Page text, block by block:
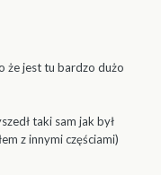
że jest tu bardzo dużo
taki sam jak był
z innymi częściami)